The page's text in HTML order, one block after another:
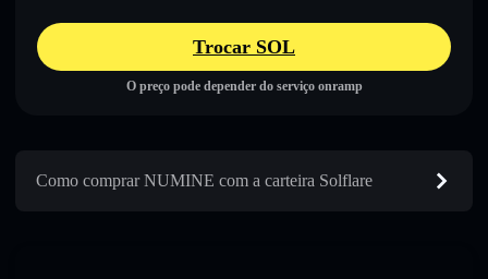
Trocar SOL
O preço pode depender do serviço onramp
Como comprar NUMINE com a carteira Solflare